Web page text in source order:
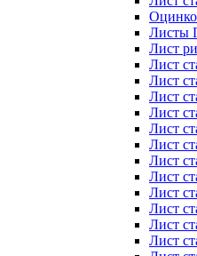
Листы
Лист
Лист
Лист
Лист
Лист
Лист
Лист
Лист
Лист
Лист
Лист
Лист
Лист